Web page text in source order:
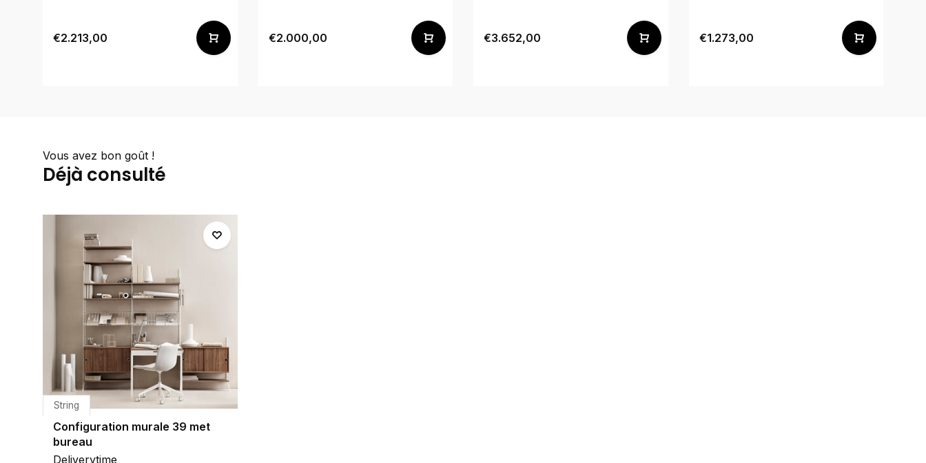
€2.213,00 €2.000,00 €3.652,00 €1.273,00
Vous avez bon goût !
Déjà consulté
String
Configuration murale 39 met
bureau
Deliverytime